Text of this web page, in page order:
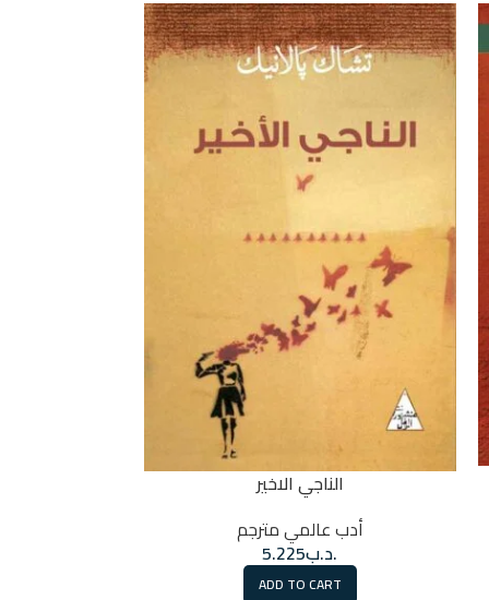
الناجي الاخير
أدب عالمي مترجم
.د.ب5.225
ADD TO CART